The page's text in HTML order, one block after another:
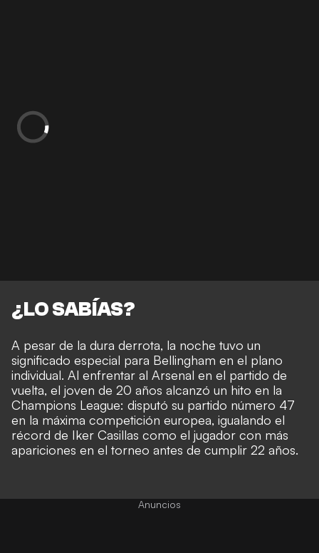
¿LO SABÍAS?
A pesar de la dura derrota, la noche tuvo un
significado especial para Bellingham en el plano
individual. Al enfrentar al Arsenal en el partido de
vuelta, el joven de 20 años alcanzó un hito en la
Champions League: disputó su partido número 47
en la máxima competición europea, igualando el
récord de Iker Casillas como el jugador con más
apariciones en el torneo antes de cumplir 22 años.